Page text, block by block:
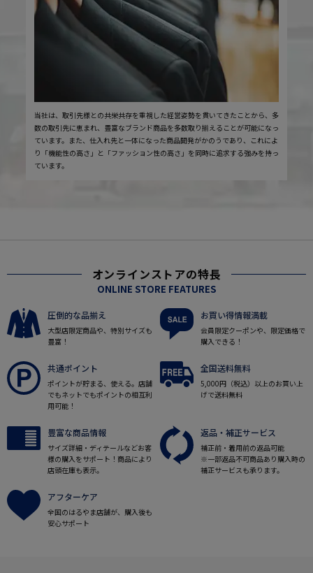
当社は、取引先様との共栄共存を重視した経営姿勢を貫いてきたことから、多
数の取引先に恵まれ、豊富なブランド商品を多数取り揃えることが可能になっ
ています。また、仕入れ先と一体になった商品開発がかのうであり、これによ
り「機能性の高さ」と「ファッション性の高さ」を同時に追求する強みを持っ
ています。
オンラインストアの特長
ONLINE STORE FEATURES
圧倒的な品揃え
大型店限定商品や、特別サイズも
豊富！
お買い得情報満載
会員限定クーポンや、限定価格で
購入できる！
共通ポイント
ポイントが貯まる、使える。店舗
でもネットでもポイントの相互利
用可能！
全国送料無料
5,000円（税込）以上のお買い上
げで送料無料
豊富な商品情報
サイズ詳細・ディテールなどお客
様の購入をサポート！商品により
店頭在庫も表示。
返品・補正サービス
補正前・着用前の返品可能
※一部返品不可商品あり購入時の
補正サービスも承ります。
アフターケア
全国のはるやま店舗が、購入後も
安心サポート